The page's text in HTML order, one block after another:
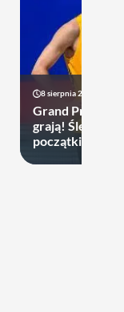
8 sierpnia 2026 13:09
Grand Prix
grają! Ślepsk i
początkiem